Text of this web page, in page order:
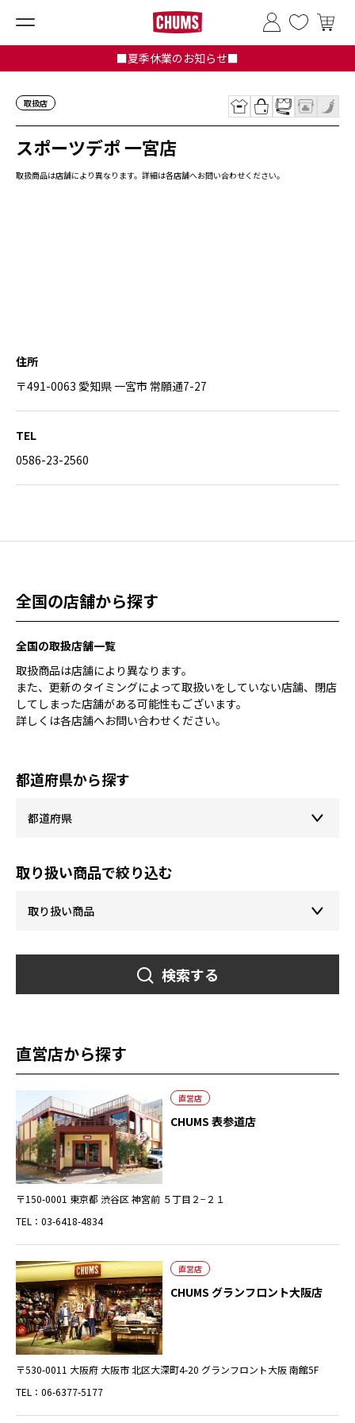
■夏季休業のお知らせ■
取扱店
スポーツデポ 一宮店
取扱商品は店舗により異なります。詳細は各店舗へお問い合わせください。
住所
〒491-0063 愛知県 一宮市 常願通7-27
TEL
0586-23-2560
全国の店舗から探す
全国の取扱店舗一覧
取扱商品は店舗により異なります。
また、更新のタイミングによって取扱いをしていない店舗、閉店
してしまった店舗がある可能性もございます。
詳しくは各店舗へお問い合わせください。
都道府県から探す
取り扱い商品で絞り込む
検索する
直営店から探す
直営店
CHUMS 表参道店
〒150-0001 東京都 渋谷区 神宮前 ５丁目２−２１
TEL：03-6418-4834
直営店
CHUMS グランフロント大阪店
〒530-0011 大阪府 大阪市 北区大深町4-20 グランフロント大阪 南館5F
TEL：06-6377-5177